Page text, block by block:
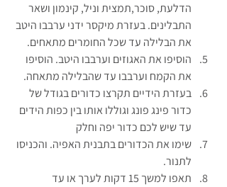
הדלעת, סוכר,תמצית וניל, קינמון ושאר
התבלינים. בעזרת מיקסר ידני ערבבו היטב
את הבלילה עד שכל החומרים מתאחים.
הוסיפו את האגוזים וערבבו היטב. הוסיפו
את הקמח וערבבו עד שהבלילה מתאחה.
בעזרת הידיים תקרצו כדורים בגודל של
כדור פינג פונג וגוללו אותו בין כפות הידים
עד שיש לכם כדור יפה וחלק
שימו את הכדורים בתבנית האפיה. והכניסו
לתנור.
תאפו למשך 15 דקות לערך או עד